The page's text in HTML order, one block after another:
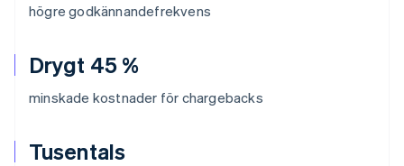
högre godkännandefrekvens
Drygt 45 %
minskade kostnader för chargebacks
Tusentals